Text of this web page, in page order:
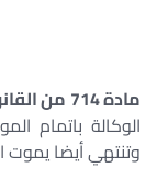
مادة 714 من القانون المدني رقم ۱۳۱ لسنة 1948 :
الوكالة باتمام
وتنتهي أيضا يموت